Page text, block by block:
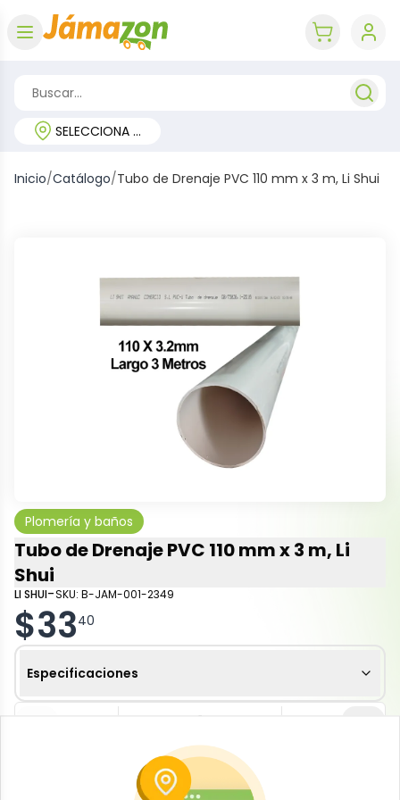
SELECCIONA TU REGIÓN
Inicio/Catálogo/Tubo de Drenaje PVC 110 mm x 3 m, Li Shui
Plomería y baños
Tubo de Drenaje PVC 110 mm x 3 m, Li
Shui
LI SHUI-SKU: B-JAM-001-2349
$3340
Especificaciones
Añadir al carrito
Tubo de drenaje fabricado en PVC-U (Policloruro de